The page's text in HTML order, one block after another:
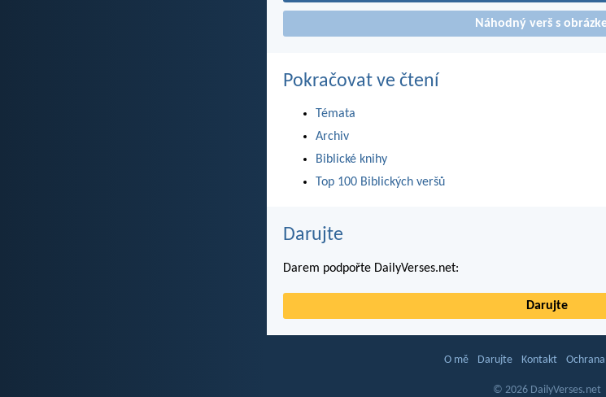
Náhodný verš s
Pokračovat ve čtení
Témata
Archiv
Biblické knihy
Top 100 Biblických veršů
Darujte
Darem podpořte DailyVerses.net:
Darujte
O mě Darujte Kontakt
© 2026 DailyVerses.net